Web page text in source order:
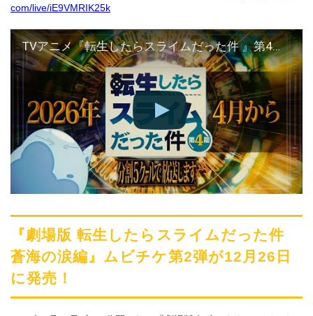
com/live/iE9VMRIK25k
TVアニメ『転生したらスライムだった件 』第4期 特別映像【2026年4月放送決定！】
『劇場版 転生したらスライムだった件
蒼海の涙編』ムビチケ第2弾が12月26日
に発売！